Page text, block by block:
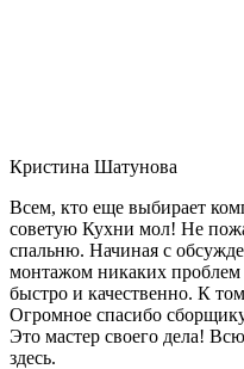
Кристина Шатунова
Всем, кто еще выбирает
советую Кухни мол! Не
спальню. Начиная с
монтажом никаких
быстро и качественно. К
Огромное спасибо
Это мастер своего дела!
здесь.